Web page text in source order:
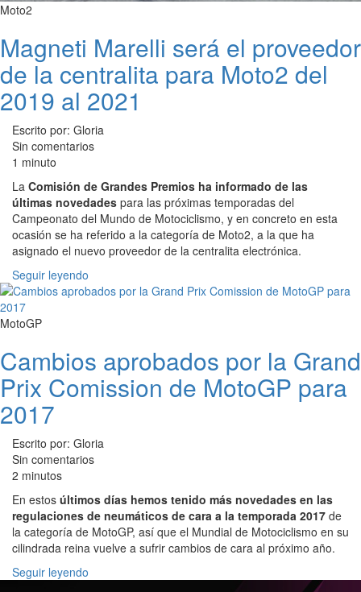
Moto2
Magneti Marelli será el proveedor
de la centralita para Moto2 del
2019 al 2021
Escrito por: Gloria
Sin comentarios
1 minuto
La Comisión de Grandes Premios ha informado de las
últimas novedades para las próximas temporadas del
Campeonato del Mundo de Motociclismo, y en concreto en esta
ocasión se ha referido a la categoría de Moto2, a la que ha
asignado el nuevo proveedor de la centralita electrónica.
Seguir leyendo
MotoGP
Cambios aprobados por la Grand
Prix Comission de MotoGP para
2017
Escrito por: Gloria
Sin comentarios
2 minutos
En estos últimos días hemos tenido más novedades en las
regulaciones de neumáticos de cara a la temporada 2017 de
la categoría de MotoGP, así que el Mundial de Motociclismo en su
cilindrada reina vuelve a sufrir cambios de cara al próximo año.
Seguir leyendo